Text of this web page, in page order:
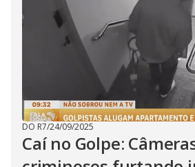
DO R7/24/09/2025
Caí no Golpe: